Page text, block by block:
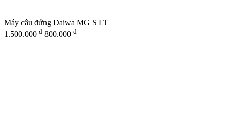
Máy câu đứng Daiwa MG S LT
1.500.000 đ 800.000 đ